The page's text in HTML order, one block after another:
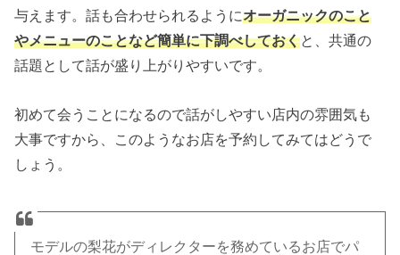
与えます。話も合わせられるようにオーガニックのこと
やメニューのことなど簡単に下調べしておくと、共通の
話題として話が盛り上がりやすいです。
初めて会うことになるので話がしやすい店内の雰囲気も
大事ですから、このようなお店を予約してみてはどうで
しょう。
モデルの梨花がディレクターを務めているお店でパ